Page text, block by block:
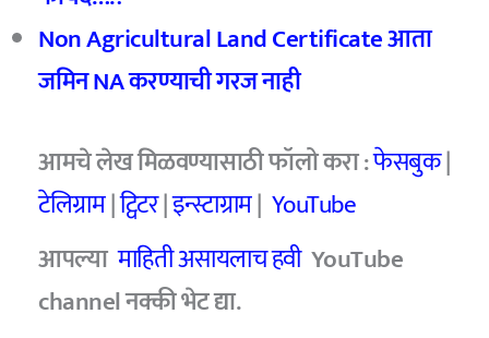
Non Agricultural Land Certificateआता
जमिन NAकरण्याची गरज नाही
आमचेलेख मिळवण्यासाठी फॉलो करा :फेसबुक|
टेलिग्राम|ट्विटर|इन्स्टाग्राम| YouTube
आपल्या माहिती असायलाच हवी YouTube
channelनक्की भेट द्या.